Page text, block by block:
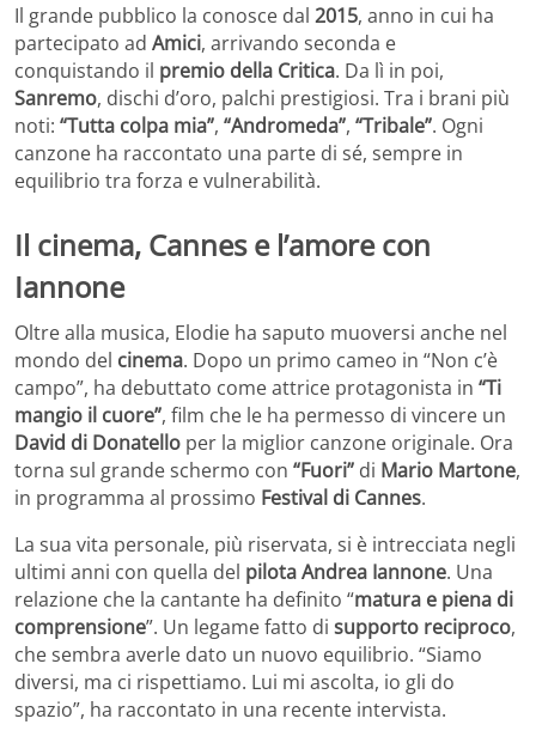
Il grande pubblico la conosce dal 2015, anno in cui ha
partecipato ad Amici, arrivando seconda e
conquistando il premio della Critica. Da lì in poi,
Sanremo, dischi d’oro, palchi prestigiosi. Tra i brani più
noti: “Tutta colpa mia”, “Andromeda”, “Tribale”. Ogni
canzone ha raccontato una parte di sé, sempre in
equilibrio tra forza e vulnerabilità.
Il cinema, Cannes e l’amore con
Iannone
Oltre alla musica, Elodie ha saputo muoversi anche nel
mondo del cinema. Dopo un primo cameo in “Non c’è
campo”, ha debuttato come attrice protagonista in “Ti
mangio il cuore”, film che le ha permesso di vincere un
David di Donatello per la miglior canzone originale. Ora
torna sul grande schermo con “Fuori” di Mario Martone,
in programma al prossimo Festival di Cannes.
La sua vita personale, più riservata, si è intrecciata negli
ultimi anni con quella del pilota Andrea Iannone. Una
relazione che la cantante ha definito “matura e piena di
comprensione”. Un legame fatto di supporto reciproco,
che sembra averle dato un nuovo equilibrio. “Siamo
diversi, ma ci rispettiamo. Lui mi ascolta, io gli do
spazio”, ha raccontato in una recente intervista.